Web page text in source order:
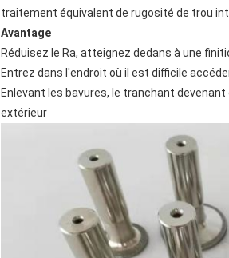
traitement équivalent de rugosité de trou
Avantage
Réduisez le Ra, atteignez dedans à une
Entrez dans l'endroit où il est difficile
Enlevant les bavures, le tranchant
extérieur